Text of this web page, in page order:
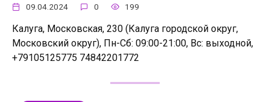
09.04.2024 0 199
Калуга, Московская, 230 (Калуга городской округ,
Московский округ), Пн-Сб: 09:00-21:00, Вс: выходной,
+79105125775 74842201772